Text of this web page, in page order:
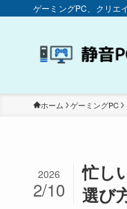
ゲーミングPC、クリエ
ホーム ゲーミングPC
忙し
選び
2026
2/10